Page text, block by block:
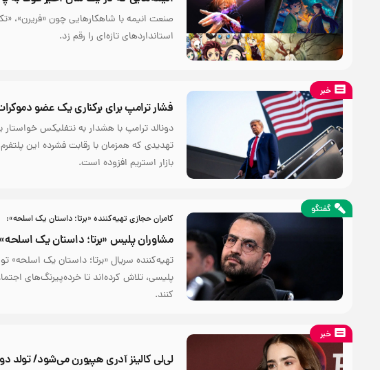
صنعت انیمه با شاهکارهایی چون «فریرن»،
استانداردهای تازه‌ای را رقم زد.
خبر
فشار ترامپ برای برکناری یک عضو
دونالد ترامپ با هشدار به نتفلیکس
تهدیدی که همزمان با رقابت فشرده این
بازار استریم افزوده است.
گفتگو
کامران حجازی تهیه‌کننده «برتا؛ داستان یک اسلحه»:
مشاوران پلیس «برتا؛ داستان‌ یک
تهیه‌کننده سریال «برتا؛ داستان یک
پلیسی، تلاش کرده‌اند تا خرده‌پیرنگ‌های
کنند.
خبر
لی‌لی کالینز آدری هپبورن می‌شود/ تولد